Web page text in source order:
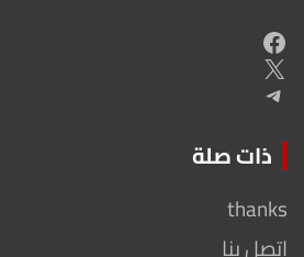
Facebook
X
Telegram
ذات صلة
thanks
اتصل بنا